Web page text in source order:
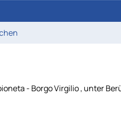
- Borgo Virgilio , unter